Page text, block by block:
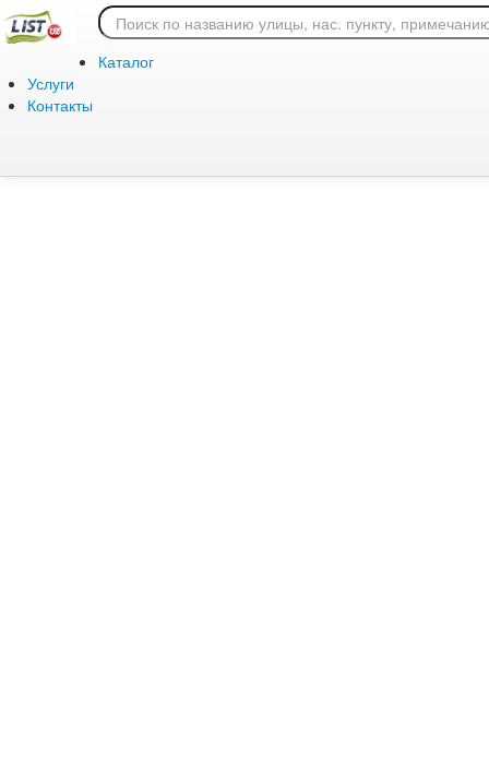
Каталог
Услуги
Контакты
Ошибка 404: страница